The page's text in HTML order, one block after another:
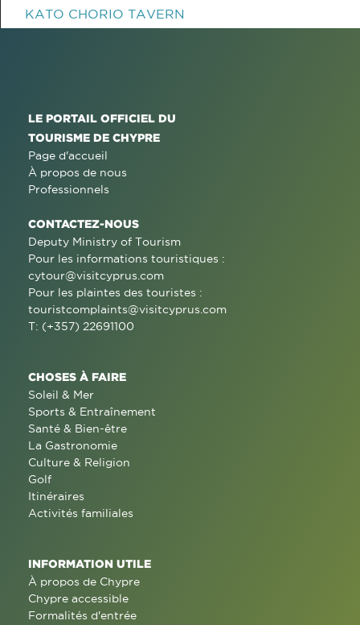
KATO CHORIO TAVERN
LE PORTAIL OFFICIEL DU
TOURISME DE CHYPRE
Page d'accueil
À propos de nous
Professionnels
CONTACTEZ-NOUS
Deputy Ministry of Tourism
Pour les informations touristiques :
cytour@visitcyprus.com
Pour les plaintes des touristes :
touristcomplaints@visitcyprus.com
T: (+357) 22691100
CHOSES À FAIRE
Soleil & Mer
Sports & Entraînement
Santé & Bien-être
La Gastronomie
Culture & Religion
Golf
Itinéraires
Activités familiales
INFORMATION UTILE
À propos de Chypre
Chypre accessible
Formalités d'entrée